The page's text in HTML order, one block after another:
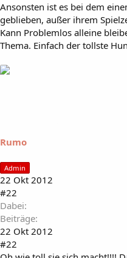
Ansonsten ist es bei dem
geblieben, außer ihrem
Kann Problemlos alleine
Thema. Einfach der tollste
Rumo
Admin
22 Okt 2012
#22
Dabei
Beiträge
22 Okt 2012
#22